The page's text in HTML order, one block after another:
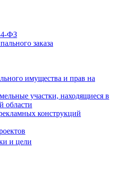
ФЗ
заказа
имущества и прав на
участки, находящиеся в
области
конструкций
и цели